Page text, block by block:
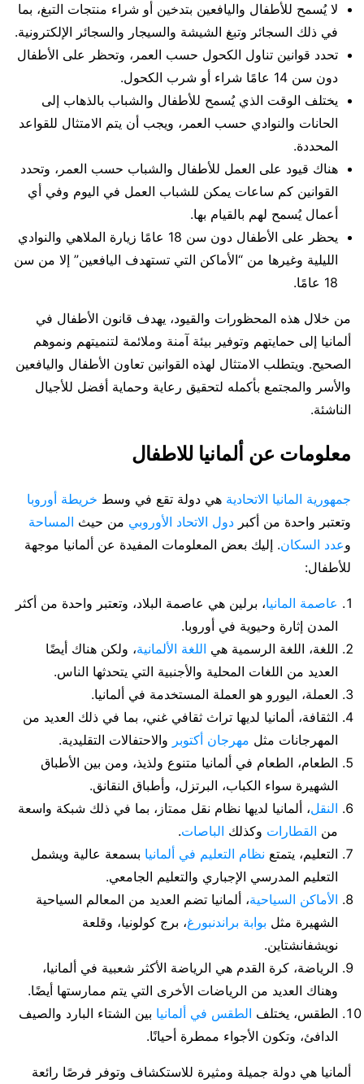
لا يُسمح للأطفال واليافعين بتدخين أو شراء منتجات التبغ، بما
في ذلك السجائر وتبغ الشيشة والسيجار والسجائر الإلكترونية.
تحدد قوانين تناول الكحول حسب العمر، وتحظر على الأطفال
دون سن 14 عامًا شراء أو شرب الكحول.
يختلف الوقت الذي يُسمح للأطفال والشباب بالذهاب إلى
الحانات والنوادي حسب العمر، ويجب أن يتم الامتثال للقواعد
المحددة.
هناك قيود على العمل للأطفال والشباب حسب العمر، وتحدد
القوانين كم ساعات يمكن للشباب العمل في اليوم وفي أي
أعمال يُسمح لهم بالقيام بها.
يحظر على الأطفال دون سن 18 عامًا زيارة الملاهي والنوادي
الليلية وغيرها من “الأماكن التي تستهدف اليافعين” إلا من سن
18 عامًا.
من خلال هذه المحظورات والقيود، يهدف قانون الأطفال في
ألمانيا إلى حمايتهم وتوفير بيئة آمنة وملائمة لتنميتهم ونموهم
الصحيح. ويتطلب الامتثال لهذه القوانين تعاون الأطفال واليافعين
والأسر والمجتمع بأكمله لتحقيق رعاية وحماية أفضل للأجيال
الناشئة.
معلومات عن ألمانيا للاطفال
جمهورية المانيا الاتحادية هي دولة تقع في وسط خريطة أوروبا
وتعتبر واحدة من أكبر دول الاتحاد الأوروبي من حيث المساحة
وعدد السكان. إليك بعض المعلومات المفيدة عن ألمانيا موجهة
للأطفال:
عاصمة المانيا، برلين هي عاصمة البلاد، وتعتبر واحدة من أكثر
المدن إثارة وحيوية في أوروبا.
اللغة، اللغة الرسمية هي اللغة الألمانية، ولكن هناك أيضًا
العديد من اللغات المحلية والأجنبية التي يتحدثها الناس.
العملة، اليورو هو العملة المستخدمة في ألمانيا.
الثقافة، ألمانيا لديها تراث ثقافي غني، بما في ذلك العديد من
المهرجانات مثل مهرجان أكتوبر والاحتفالات التقليدية.
الطعام، الطعام في ألمانيا متنوع ولذيذ، ومن بين الأطباق
الشهيرة سواء الكباب، البرتزل، وأطباق النقانق.
النقل، ألمانيا لديها نظام نقل ممتاز، بما في ذلك شبكة واسعة
من القطارات وكذلك الباصات.
التعليم، يتمتع نظام التعليم في ألمانيا بسمعة عالية ويشمل
التعليم المدرسي الإجباري والتعليم الجامعي.
الأماكن السياحية، ألمانيا تضم العديد من المعالم السياحية
الشهيرة مثل بوابة براندنبورغ، برج كولونيا، وقلعة
نويشفانشتاين.
الرياضة، كرة القدم هي الرياضة الأكثر شعبية في ألمانيا،
وهناك العديد من الرياضات الأخرى التي يتم ممارستها أيضًا.
الطقس، يختلف الطقس في ألمانيا بين الشتاء البارد والصيف
الدافئ، وتكون الأجواء ممطرة أحيانًا.
ألمانيا هي دولة جميلة ومثيرة للاستكشاف وتوفر فرصًا رائعة